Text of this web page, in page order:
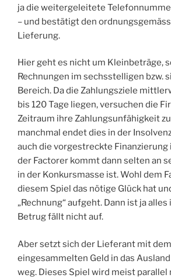
ja die weitergeleitete
– und bestätigt den
Lieferung.
Hier geht es nicht um Kleinbeträge,
Rechnungen im sechsstelligen bzw.
Bereich. Da die Zahlungsziele
bis 120 Tage liegen, versuchen die
Zeitraum ihre Zahlungsunfähigkeit
manchmal endet dies in der
auch die vorgestreckte Finanzierung
der Factorer kommt dann selten an
in der Konkursmasse ist. Wohl dem
diesem Spiel das nötige Glück hat
„Rechnung“ aufgeht. Dann ist ja
Betrug fällt nicht auf.
Aber setzt sich der Lieferant mit
eingesammelten Geld in das Ausland
weg. Dieses Spiel wird meist